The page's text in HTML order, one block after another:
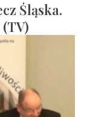
Śląska.